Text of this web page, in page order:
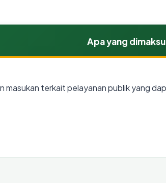
Apa yang
masukan terkait pelayanan publik yang